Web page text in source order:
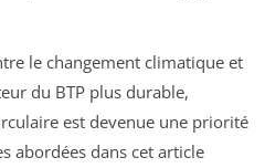
le changement climatique et
du BTP plus durable,
est devenue une priorité
abordées dans cet article